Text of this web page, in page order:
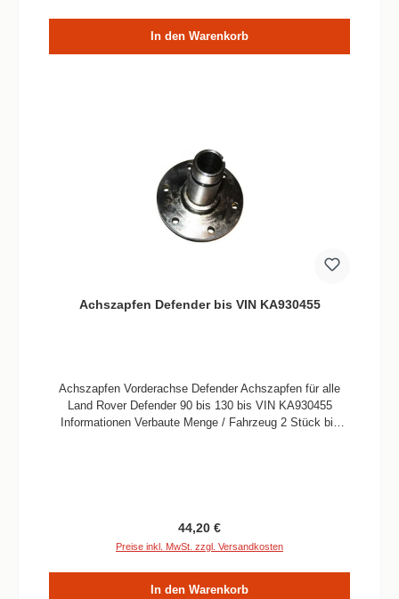
In den Warenkorb
Achszapfen Defender bis VIN KA930455
Achszapfen Vorderachse Defender Achszapfen für alle
Land Rover Defender 90 bis 130 bis VIN KA930455
Informationen Verbaute Menge / Fahrzeug 2 Stück bis
Regulärer Preis:
44,20 €
Preise inkl. MwSt. zzgl. Versandkosten
In den Warenkorb